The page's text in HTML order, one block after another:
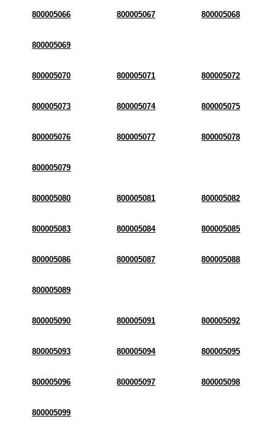
800005066 800005067 800005068
800005069
800005070 800005071 800005072
800005073 800005074 800005075
800005076 800005077 800005078
800005079
800005080 800005081 800005082
800005083 800005084 800005085
800005086 800005087 800005088
800005089
800005090 800005091 800005092
800005093 800005094 800005095
800005096 800005097 800005098
800005099